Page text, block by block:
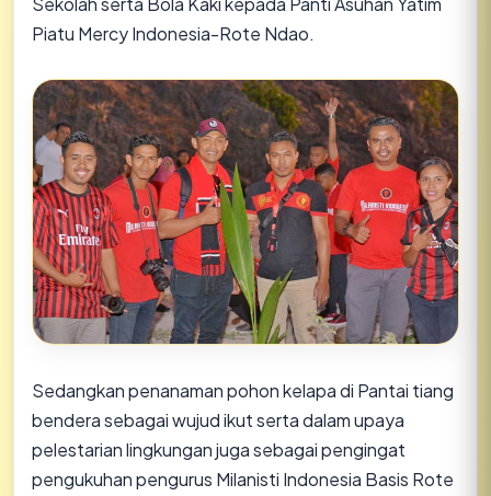
Piatu Mercy Indonesia-Rote Ndao.
Sedangkan penanaman pohon kelapa di Pantai tiang
bendera sebagai wujud ikut serta dalam upaya
pelestarian lingkungan juga sebagai pengingat
pengukuhan pengurus Milanisti Indonesia Basis Rote